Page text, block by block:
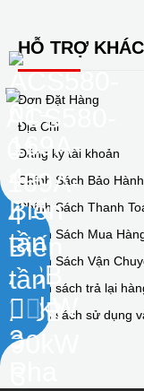
HỖ TRỢ
Đơn Đặt Hàng
Địa Chỉ
Đăng ký tài khoản
Chính Sách Bảo Hành
Chính Sách Thanh
Chính Sách Mua
Chính Sách Vận
Chính sách trả lại
Chính sách sử dụng